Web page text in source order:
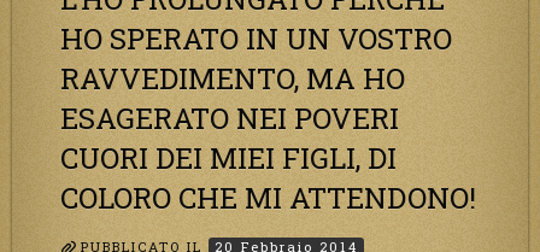
HO SPERATO IN UN VOSTRO
RAVVEDIMENTO, MA HO
ESAGERATO NEI POVERI
CUORI DEI MIEI FIGLI, DI
COLORO CHE MI ATTENDONO!
PUBBLICATO IL 20 Febbraio 2014